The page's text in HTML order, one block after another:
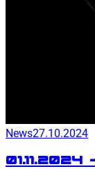
News27.10.2024